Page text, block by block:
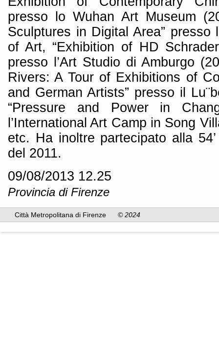
presso lo Wuhan Art Museum
Sculptures in Digital Area” presso
of Art, “Exhibition of HD
presso l’Art Studio di Amburgo
Rivers: A Tour of Exhibitions of
and German Artists” presso il
“Pressure and Power in
l’International Art Camp in Song
etc. Ha inoltre partecipato alla
del 2011.
09/08/2013 12.25
Provincia di Firenze
Città Metropolitana di Firenze © 2024